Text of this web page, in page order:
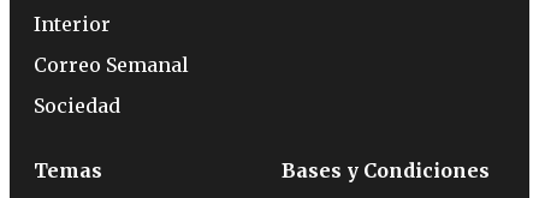
Interior
Correo Semanal
Sociedad
Temas Bases y Condiciones